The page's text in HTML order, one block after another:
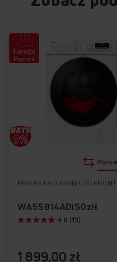
PRALKA ŁADOWANA OD
WA5S814ADiSOzH
4.9 (13)
1 899,00 zł